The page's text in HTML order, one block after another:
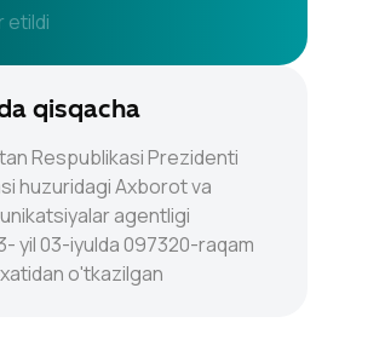
etildi
qisqacha
Respublikasi Prezidenti
huzuridagi Axborot va
agentligi
yil 03-iyulda 097320-raqam
o'tkazilgan